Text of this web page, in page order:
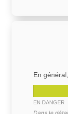
En
EN DANGER